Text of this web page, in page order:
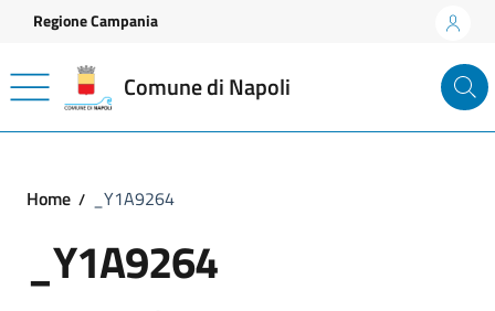
Vai ai contenuti
Vai al footer
Regione Campania
Comune di Napoli
Home _Y1A9264
_Y1A9264